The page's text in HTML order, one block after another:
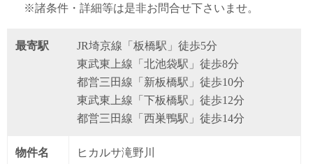
※諸条件・詳細等は是非お問合せ下さいませ。
最寄駅
JR埼京線「板橋駅」徒歩5分
東武東上線「北池袋駅」徒歩8分
都営三田線「新板橋駅」徒歩10分
東武東上線「下板橋駅」徒歩12分
都営三田線「西巣鴨駅」徒歩14分
物件名 ヒカルサ滝野川